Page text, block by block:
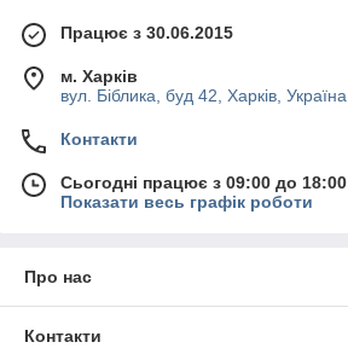
Працює з 30.06.2015
м. Харків
вул. Біблика, буд 42, Харків, Україна
Контакти
Сьогодні працює з 09:00 до 18:00
Показати весь графік роботи
Про нас
Контакти